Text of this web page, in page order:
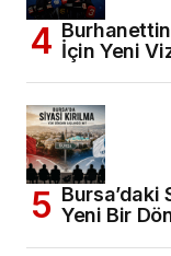
İçin Yeni
Bursa’daki
Yeni Bir